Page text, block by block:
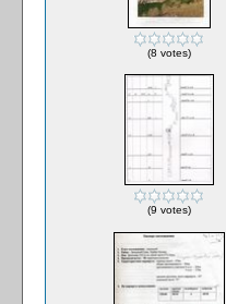
(8 votes)
(9 votes)